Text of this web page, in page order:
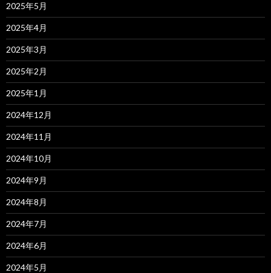
2025年5月
2025年4月
2025年3月
2025年2月
2025年1月
2024年12月
2024年11月
2024年10月
2024年9月
2024年8月
2024年7月
2024年6月
2024年5月